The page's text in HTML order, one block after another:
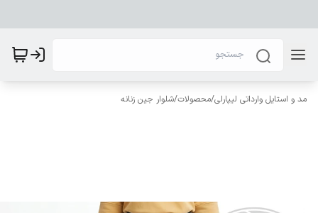
مد و استایل وارداتی لیپارلی/محصولات/شلوار جین زنانه